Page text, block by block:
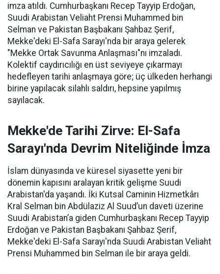
imza atıldı. Cumhurbaşkanı Recep Tayyip Erdoğan,
Suudi Arabistan Veliaht Prensi Muhammed bin
Selman ve Pakistan Başbakanı Şahbaz Şerif,
Mekke'deki El-Safa Sarayı'nda bir araya gelerek
"Mekke Ortak Savunma Anlaşması"nı imzaladı.
Kolektif caydırıcılığı en üst seviyeye çıkarmayı
hedefleyen tarihi anlaşmaya göre; üç ülkeden herhangi
birine yapılacak silahlı saldırı, hepsine yapılmış
sayılacak.
Mekke'de Tarihi Zirve: El-Safa
Sarayı'nda Devrim Niteliğinde İmza
İslam dünyasında ve küresel siyasette yeni bir
dönemin kapısını aralayan kritik gelişme Suudi
Arabistan'da yaşandı. İki Kutsal Caminin Hizmetkârı
Kral Selman bin Abdülaziz Al Suud’un daveti üzerine
Suudi Arabistan’a giden Cumhurbaşkanı Recep Tayyip
Erdoğan ve Pakistan Başbakanı Şahbaz Şerif,
Mekke'deki El-Safa Sarayı'nda Suudi Arabistan Veliaht
Prensi Muhammed bin Selman ile bir araya geldi.